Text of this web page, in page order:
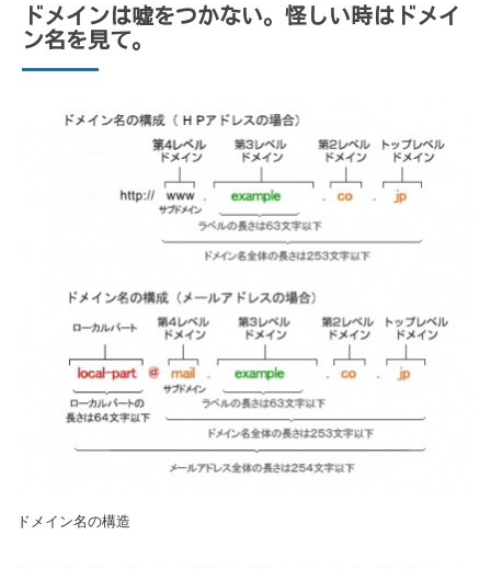
ドメインは嘘をつかない。怪しい時はドメイ
ン名を見て。
ドメイン名の構造